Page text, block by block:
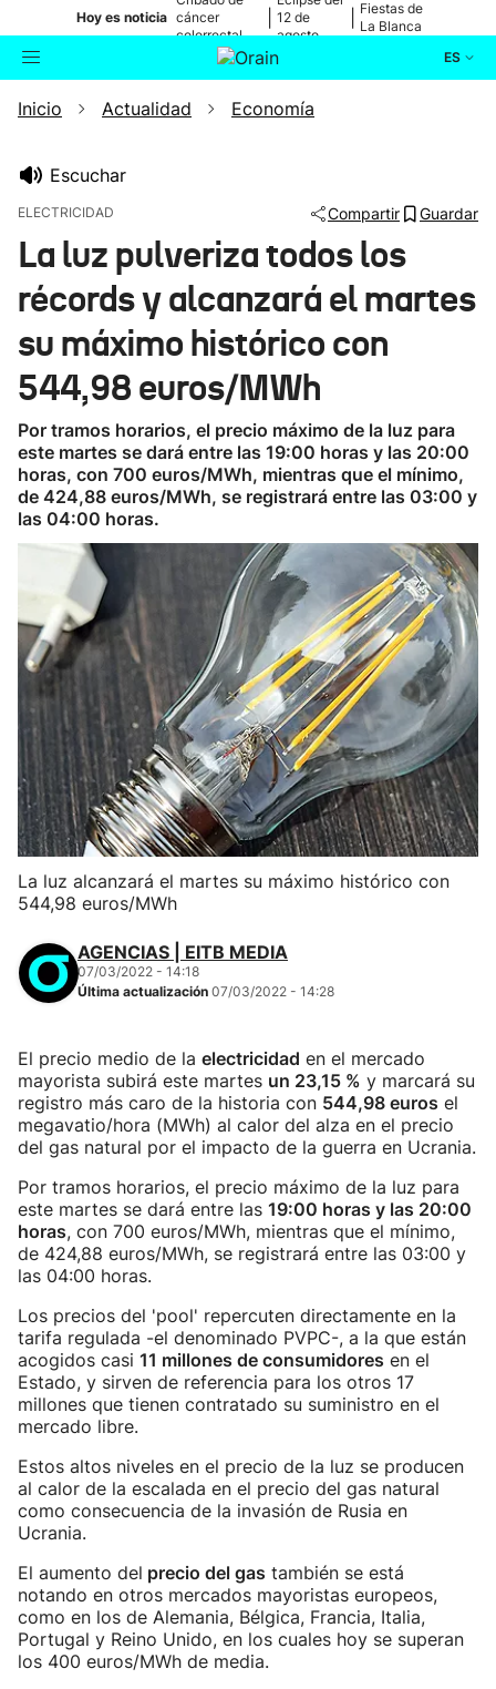
Hoy es noticia cáncer
colorrectal
12 de
agosto
Fiestas de
La Blanca
ES
Buscador Actualidad
Ikusmiran
Eguraldia
Inicio Actualidad Economía
Escuchar
ELECTRICIDAD Compartir Guardar
La luz pulveriza todos los
récords y alcanzará el martes
su máximo histórico con
544,98 euros/MWh
Por tramos horarios, el precio máximo de la luz para
este martes se dará entre las 19:00 horas y las 20:00
horas, con 700 euros/MWh, mientras que el mínimo,
de 424,88 euros/MWh, se registrará entre las 03:00 y
las 04:00 horas.
La luz alcanzará el martes su máximo histórico con
544,98 euros/MWh
AGENCIAS | EITB MEDIA
07/03/2022 - 14:18
Última actualización 07/03/2022 - 14:28
El precio medio de la electricidad en el mercado
mayorista subirá este martes un 23,15 % y marcará su
registro más caro de la historia con 544,98 euros el
megavatio/hora (MWh) al calor del alza en el precio
del gas natural por el impacto de la guerra en Ucrania.
Por tramos horarios, el precio máximo de la luz para
este martes se dará entre las 19:00 horas y las 20:00
horas, con 700 euros/MWh, mientras que el mínimo,
de 424,88 euros/MWh, se registrará entre las 03:00 y
las 04:00 horas.
Los precios del 'pool' repercuten directamente en la
tarifa regulada -el denominado PVPC-, a la que están
acogidos casi 11 millones de consumidores en el
Estado, y sirven de referencia para los otros 17
millones que tienen contratado su suministro en el
mercado libre.
Estos altos niveles en el precio de la luz se producen
al calor de la escalada en el precio del gas natural
como consecuencia de la invasión de Rusia en
Ucrania.
El aumento del precio del gas también se está
notando en otros mercados mayoristas europeos,
como en los de Alemania, Bélgica, Francia, Italia,
Portugal y Reino Unido, en los cuales hoy se superan
los 400 euros/MWh de media.